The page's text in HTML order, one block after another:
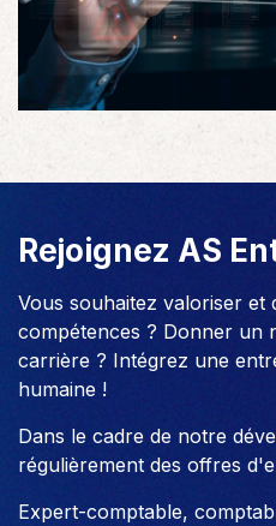
Rejoignez AS
Vous souhaitez valoriser et
compétences ? Donner un
carrière ? Intégrez une
humaine !
Dans le cadre de notre
régulièrement des offres
Expert-comptable,